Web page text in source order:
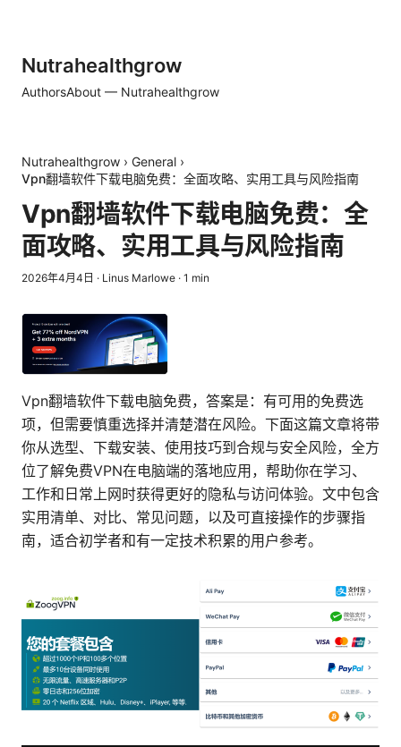
Nutrahealthgrow
AuthorsAbout — Nutrahealthgrow
Nutrahealthgrow › General ›
Vpn翻墙软件下载电脑免费：全面攻略、实用工具与风险指南
Vpn翻墙软件下载电脑免费：全
面攻略、实用工具与风险指南
2026年4月4日 · Linus Marlowe · 1 min
Vpn翻墙软件下载电脑免费，答案是：有可用的免费选
项，但需要慎重选择并清楚潜在风险。下面这篇文章将带
你从选型、下载安装、使用技巧到合规与安全风险，全方
位了解免费VPN在电脑端的落地应用，帮助你在学习、
工作和日常上网时获得更好的隐私与访问体验。文中包含
实用清单、对比、常见问题，以及可直接操作的步骤指
南，适合初学者和有一定技术积累的用户参考。